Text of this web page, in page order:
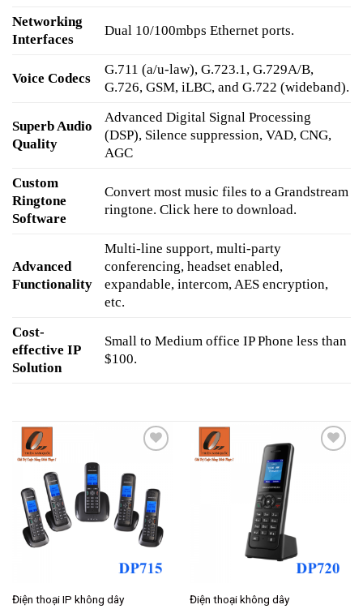
Networking
Interfaces
Dual 10/100mbps Ethernet ports.
Voice Codecs
G.711 (a/u-law), G.723.1, G.729A/B,
G.726, GSM, iLBC, and G.722 (wideband).
Superb Audio
Quality
Advanced Digital Signal Processing
(DSP), Silence suppression, VAD, CNG,
AGC
Custom
Ringtone
Software
Convert most music files to a Grandstream
ringtone. Click here to download.
Advanced
Functionality
Multi-line support, multi-party
conferencing, headset enabled,
expandable, intercom, AES encryption,
etc.
Cost-
effective IP
Solution
Small to Medium office IP Phone less than
$100.
Add to
wishlist
Điện thoại IP không dây
Điện thoại không dây